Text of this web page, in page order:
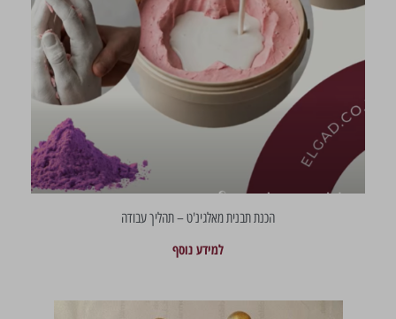
הכנת תבנית מאלגינ'ט – תהליך עבודה
למידע נוסף